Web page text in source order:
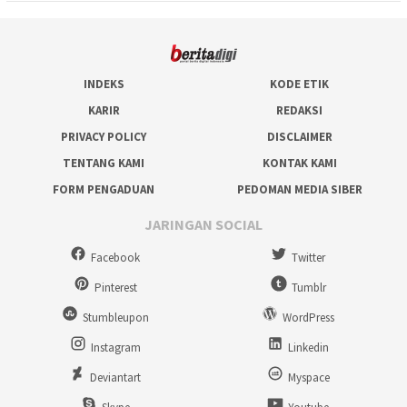
INDEKS
KODE ETIK
KARIR
REDAKSI
PRIVACY POLICY
DISCLAIMER
TENTANG KAMI
KONTAK KAMI
FORM PENGADUAN
PEDOMAN MEDIA SIBER
JARINGAN SOCIAL
Facebook
Twitter
Pinterest
Tumblr
Stumbleupon
WordPress
Instagram
Linkedin
Deviantart
Myspace